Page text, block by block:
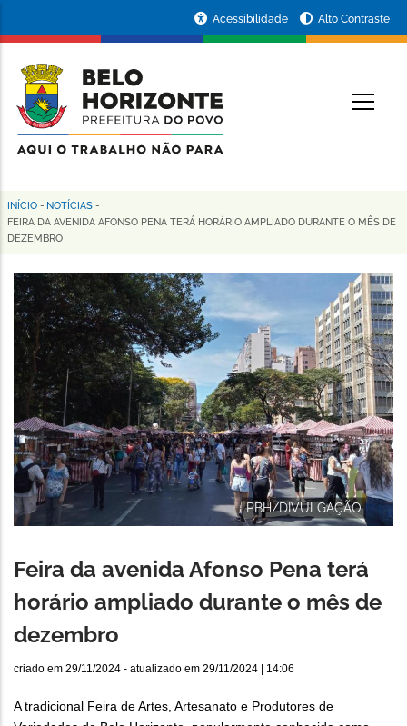
conteúdo
principal
da
Prefeitura
de
Horizonte
Acessibilidade Alto Contraste
Trilha
de
navegação
INÍCIO - NOTÍCIAS -
FEIRA DA AVENIDA AFONSO PENA TERÁ HORÁRIO AMPLIADO DURANTE O MÊS DE
DEZEMBRO
PBH/DIVULGAÇÃO
Feira da avenida Afonso Pena terá
horário ampliado durante o mês de
dezembro
criado em 29/11/2024 - atualizado em 29/11/2024 | 14:06
A tradicional Feira de Artes, Artesanato e Produtores de